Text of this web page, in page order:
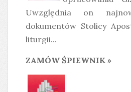
Uwzględnia on
dokumentów Stolicy
liturgii...
ZAMÓW ŚPIEWNIK »